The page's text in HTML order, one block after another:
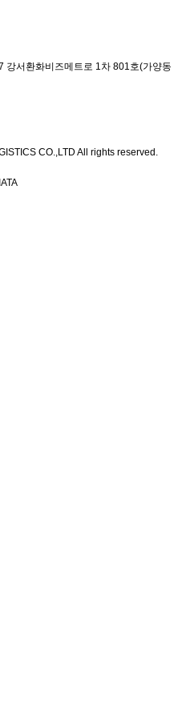
강서환화비즈메트로 1차 801호(가양동
CO.,LTD All rights reserved.